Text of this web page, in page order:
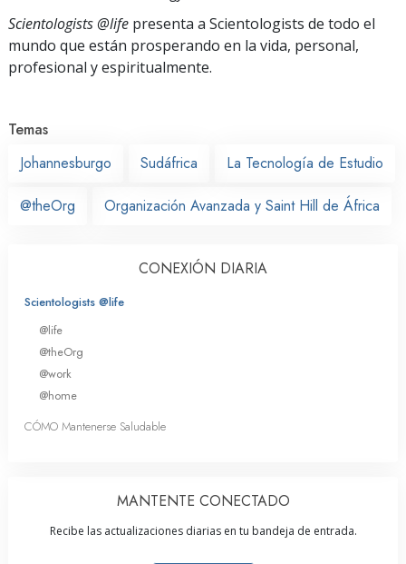
Scientologists @life presenta a Scientologists de todo el
mundo que están prosperando en la vida, personal,
profesional y espiritualmente.
Temas
Johannesburgo
Sudáfrica La Tecnología de Estudio
@theOrg Organización Avanzada y Saint Hill de África
CONEXIÓN DIARIA
Scientologists @life
@life
@theOrg
@work
@home
CÓMO Mantenerse Saludable
MANTENTE CONECTADO
Recibe las actualizaciones diarias en tu bandeja de entrada.